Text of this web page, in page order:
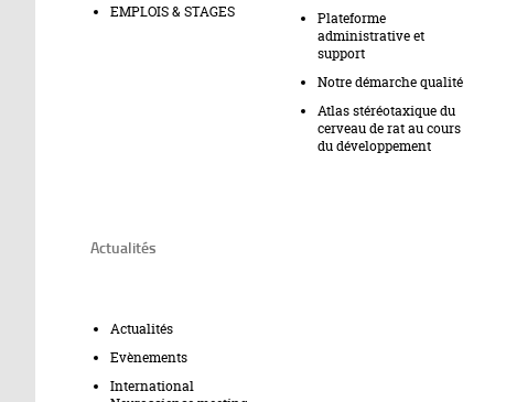
EMPLOIS & STAGES
Plateforme
administrative et
support
Notre démarche qualité
Atlas stéréotaxique du
cerveau de rat au cours
du développement
Actualités
Actualités
Evènements
International